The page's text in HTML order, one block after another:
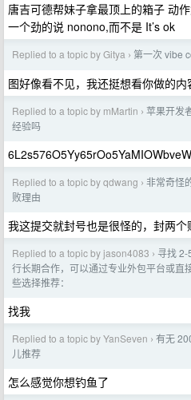
唐吉可德帮妹子拿最顶上的箱子 动
一个劲的说 nonono,而不是 It’s ok
Replied to a topic by Gitya › 第一次 vibe
图好像看不见，我还挺想看你做的内
Replied to a topic by mMartin › 苹果开发
经验吗
Replied to a topic by qdwang › 非常奇怪
败理由
我这提交就封号也是很怪的，封两个
Replied to a topic by jason4083 › 寻找
行长期合作，可以通过专业外包平台或直
些选择推荐：
找我
Replied to a topic by YanSeven › 有无
儿推荐
怎么感觉你想钓鱼了